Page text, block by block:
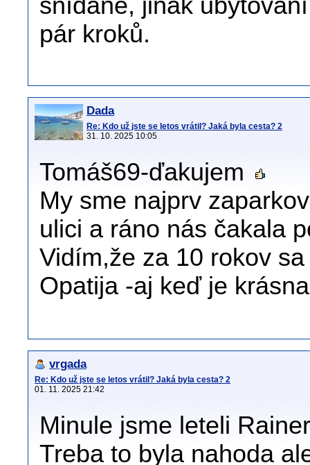
snídaně, jinak
pár kroků.
Dada
Re: Kdo už jste se letos vrátil? Jaká byla cesta? 2
31. 10. 2025 10:05
Tomáš69-ďakujem
My sme najprv
ulici a ráno nás čakala
Vidím,že za 10 rokov
Opatija -aj keď je
vrgada
Re: Kdo už jste se letos vrátil? Jaká byla cesta? 2
01. 11. 2025 21:42
Minule jsme leteli
Treba to byla nahoda